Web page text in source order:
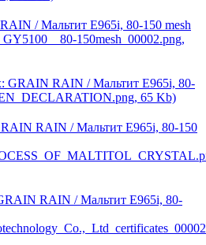
/ Мальтит Е965i, 80-150 mesh
150mesh_00002.png,
GRAIN RAIN / Мальтит Е965i, 80-
65 Kb)
RAIN / Мальтит Е965i, 80-150
RAIN / Мальтит Е965i, 80-